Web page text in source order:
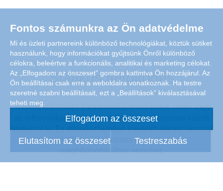
Statikus feltöltődés
Statikus feltöltődés karbantartási munkálatok során vagy
az informatikai központ nem földelt komponensei között
alakulhat ki. Ez ellenőrizhetetlen kisüléshullámot okozhat
és az érzékeny elektromos komponensen
meghibásodásához vezethet.
Fontos számunkra az Ön adatvédelme
Mi és üzleti partnereink különböző technológiákat, köztük sütiket
használunk, hogy információkat gyűjtsünk Önről különböző
célokra, beleértve a funkcionális, analitikai és marketing célokat.
Az „Elfogadom az összeset” gombra kattintva Ön hozzájárul. Az
Ön beállításai csak erre a weboldalra vonatkoznak. Ha testre
szeretné szabni beállításait, ezt a „Beállítások” kiválasztásával
teheti meg.
Elfogadom az összeset
Elutasítom az összeset Testreszabás